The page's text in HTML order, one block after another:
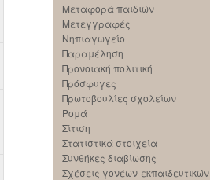
Μεταφορά παιδιών
Μετεγγραφές
Νηπιαγωγείο
Παραμέληση
Προνοιακή πολιτική
Πρόσφυγες
Πρωτοβουλίες σχολείων
Ρομά
Σίτιση
Στατιστικά στοιχεία
Συνθήκες διαβίωσης
Σχέσεις γονέων-εκπαιδευτικών